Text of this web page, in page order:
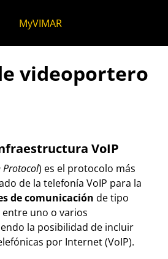
MyVIMAR
videoportero
VoIP
Protocol) es el protocolo más
de la telefonía VoIP para la
de comunicación de tipo
uno o varios
la posibilidad de incluir
por Internet (VoIP).